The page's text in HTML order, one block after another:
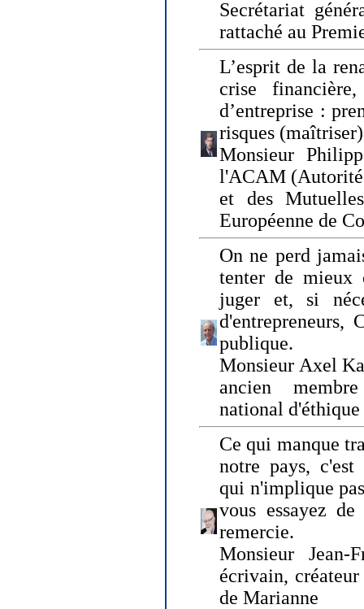
Secrétariat
rattaché au
L’esprit de la
crise
d’entreprise :
risques
Monsieur
l'ACAM (Autorité
et des
Européenne de
On ne perd
tenter de mieux
juger et, si
d'entrepreneurs,
publique.
Monsieur Axel
ancien
national d'éthique
Ce qui manque
notre pays,
qui n'implique
vous essayez
remercie.
Monsieur Jean-
écrivain,
de Marianne